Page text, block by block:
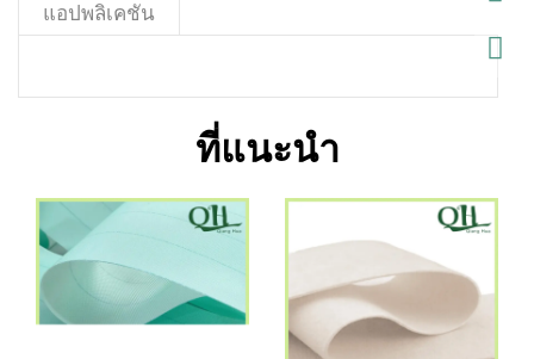
แอปพลิเคชัน
ที่แนะนำ